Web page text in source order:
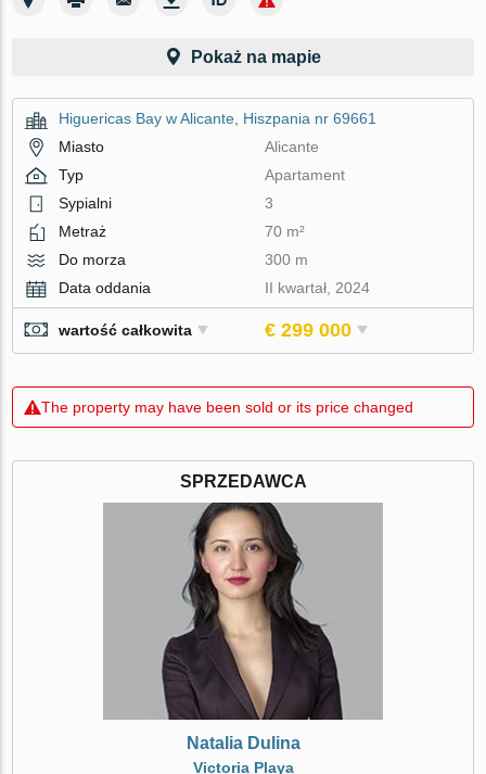
Pokaż na mapie
Higuericas Bay w Alicante, Hiszpania nr 69661
Miasto
Alicante
Typ
Apartament
Sypialni
3
Metraż
70 m²
Do morza
300 m
Data oddania
II kwartał, 2024
wartość całkowita € 299 000
The property may have been sold or its price changed
SPRZEDAWCA
Natalia Dulina
Victoria Playa